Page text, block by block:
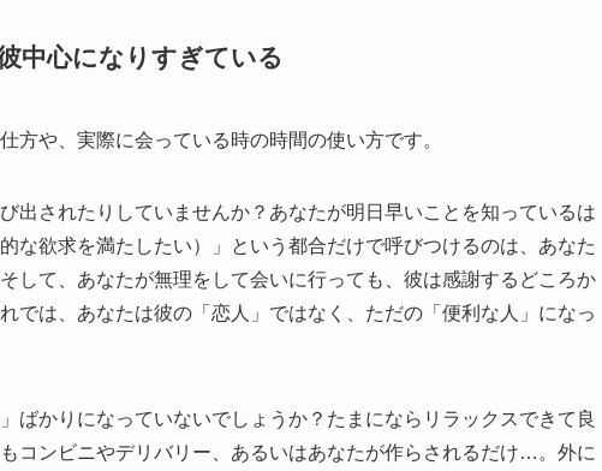
中心になりすぎている
方や、実際に会っている時の時間の使い方です。
出されたりしていませんか？あなたが明日早いことを知っているは
な欲求を満たしたい）」という都合だけで呼びつけるのは、あなた
して、あなたが無理をして会いに行っても、彼は感謝するどころか
では、あなたは彼の「恋人」ではなく、ただの「便利な人」になっ
ばかりになっていないでしょうか？たまにならリラックスできて良
コンビニやデリバリー、あるいはあなたが作らされるだけ…。外に